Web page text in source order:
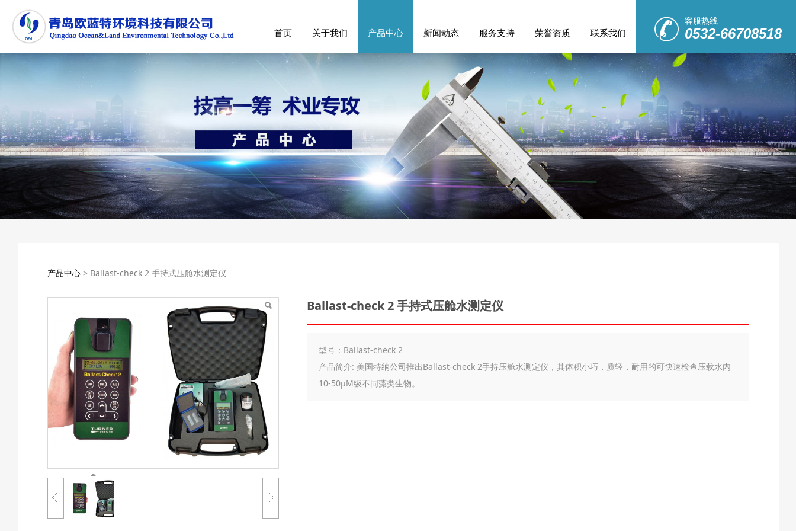
客服热线
0532-66708518
首页 关于我们 产品中心 新闻动态 服务支持 荣誉资质 联系我们
产品中心> Ballast-check 2 手持式压舱水测定仪
Ballast-check 2 手持式压舱水测定仪
型号：Ballast-check 2
产品简介: 美国特纳公司推出Ballast-check 2手持压舱水测定仪，其体积小巧，质轻，耐用的可快速检查压载水内
10-50μM级不同藻类生物。